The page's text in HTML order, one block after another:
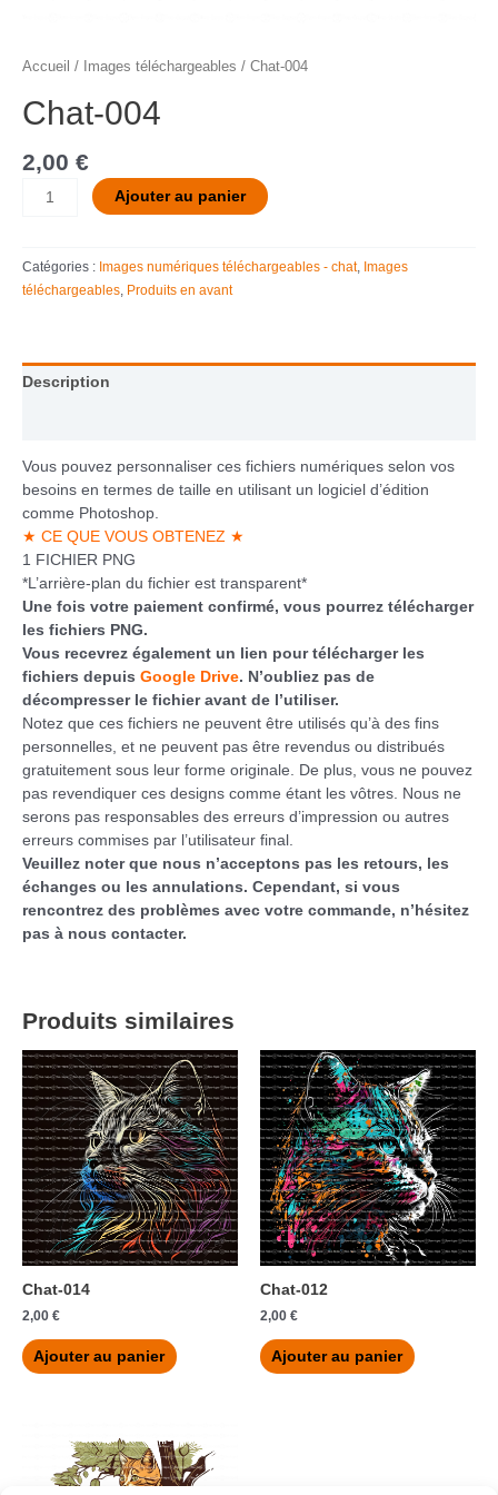
Accueil / Images téléchargeables / Chat-004
Chat-004
2,00 €
Ajouter au panier
Catégories : Images numériques téléchargeables - chat, Images
téléchargeables Produits en avant
Description
Vous pouvez personnaliser ces fichiers numériques selon vos
besoins en termes de taille en utilisant un logiciel d’édition
comme Photoshop.
★ CE QUE VOUS OBTENEZ ★
1 FICHIER PNG
*L’arrière-plan du fichier est transparent*
Une fois votre paiement confirmé, vous pourrez télécharger
les fichiers PNG.
Vous recevrez également un lien pour télécharger les
fichiers depuis Google Drive. N’oubliez pas de
décompresser le fichier avant de l’utiliser.
Notez que ces fichiers ne peuvent être utilisés qu’à des fins
personnelles, et ne peuvent pas être revendus ou distribués
gratuitement sous leur forme originale. De plus, vous ne pouvez
pas revendiquer ces designs comme étant les vôtres. Nous ne
serons pas responsables des erreurs d’impression ou autres
erreurs commises par l’utilisateur final.
Veuillez noter que nous n’acceptons pas les retours, les
échanges ou les annulations. Cependant, si vous
rencontrez des problèmes avec votre commande, n’hésitez
pas à nous contacter.
Produits similaires
Chat-014
2,00 €
Ajouter au panier
Chat-012
2,00 €
Ajouter au panier